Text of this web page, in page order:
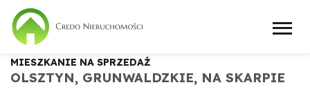
OLSZTYN, GRUNWALDZKIE, NA SKARPIE
MIESZKANIE NA SPRZEDAŻ